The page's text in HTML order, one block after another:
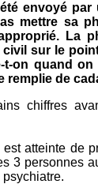
envoyé par
mettre sa
La
sur le
t-on quand
remplie de
chiffres
atteinte de
3 personnes